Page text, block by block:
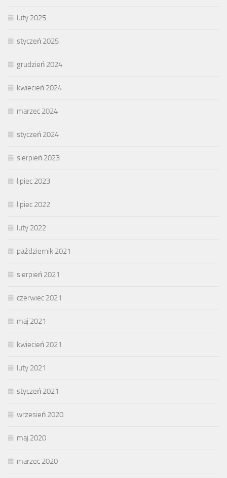
luty 2025
styczeń 2025
grudzień 2024
kwiecień 2024
marzec 2024
styczeń 2024
sierpień 2023
lipiec 2023
lipiec 2022
luty 2022
październik 2021
sierpień 2021
czerwiec 2021
maj 2021
kwiecień 2021
luty 2021
styczeń 2021
wrzesień 2020
maj 2020
marzec 2020